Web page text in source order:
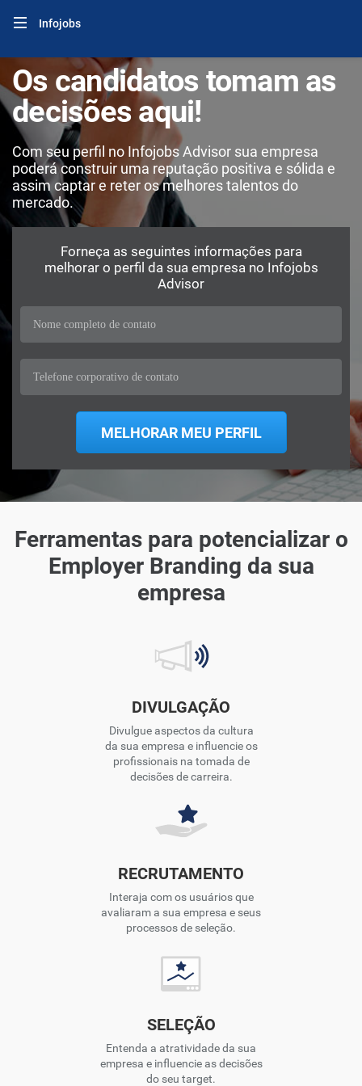
Infojobs
Os candidatos tomam as
decisões aqui!
Com seu perfil no Infojobs Advisor sua empresa
poderá construir uma reputação positiva e sólida e
assim captar e reter os melhores talentos do
mercado.
Forneça as seguintes informações para
melhorar o perfil da sua empresa no Infojobs
Advisor
Ferramentas para potencializar o
Employer Branding da sua
empresa
DIVULGAÇÃO
Divulgue aspectos da cultura
da sua empresa e influencie os
profissionais na tomada de
decisões de carreira.
RECRUTAMENTO
Interaja com os usuários que
avaliaram a sua empresa e seus
processos de seleção.
SELEÇÃO
Entenda a atratividade da sua
empresa e influencie as decisões
do seu target.